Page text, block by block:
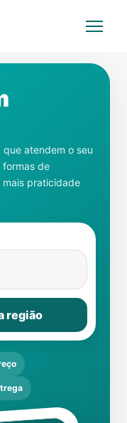
atendem o seu
formas de
praticidade
região